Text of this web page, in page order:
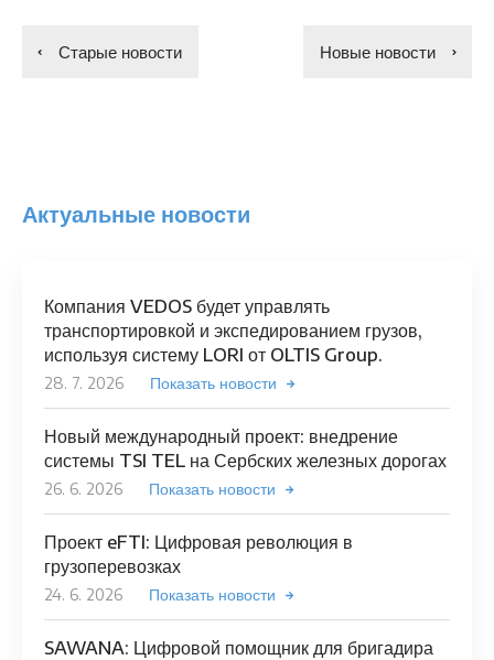
Старые новости Новые новости
Актуальные новости
Компания VEDOS будет управлять
транспортировкой и экспедированием грузов,
используя систему LORI от OLTIS Group.
28. 7. 2026 Показать новости
Новый международный проект: внедрение
системы TSI TEL на Сербских железных дорогах
26. 6. 2026 Показать новости
Проект eFTI: Цифровая революция в
грузоперевозках
24. 6. 2026 Показать новости
SAWANA: Цифровой помощник для бригадира